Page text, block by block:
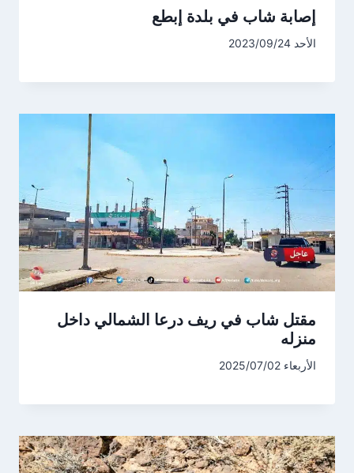
إصابة شاب في بلدة إبطع
الأحد 2023/09/24
مقتل شاب في ريف درعا الشمالي داخل
منزله
الأربعاء 2025/07/02